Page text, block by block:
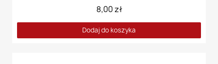
8,00 zł
Dodaj do koszyka